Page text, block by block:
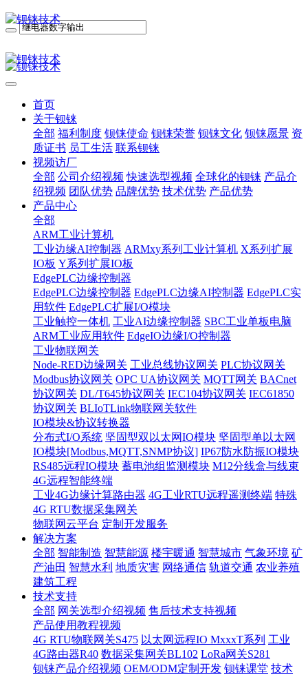
首页
关于钡铼
全部 福利制度 钡铼使命 钡铼荣誉 钡铼文化 钡铼愿景 资
质证书 员工生活 联系钡铼
视频访厂
全部 公司介绍视频 快速选型视频 全球化的钡铼 产品介
绍视频 团队优势 品牌优势 技术优势 产品优势
产品中心
全部
ARM工业计算机
工业边缘AI控制器 ARMxy系列工业计算机 X系列扩展
IO板 Y系列扩展IO板
EdgePLC边缘控制器
EdgePLC边缘控制器 EdgePLC边缘AI控制器 EdgePLC实
用软件 EdgePLC扩展I/O模块
工业触控一体机 工业AI边缘控制器 SBC工业单板电脑
ARM工业应用软件 EdgeIO边缘I/O控制器
工业物联网关
Node-RED边缘网关 工业总线协议网关 PLC协议网关
Modbus协议网关 OPC UA协议网关 MQTT网关 BACnet
协议网关 DL/T645协议网关 IEC104协议网关 IEC61850
协议网关 BLIoTLink物联网关软件
IO模块&协议转换器
分布式I/O系统 坚固型双以太网IO模块 坚固型单以太网
IO模块[Modbus,MQTT,SNMP协议] IP67防水防振IO模块
RS485远程IO模块 蓄电池组监测模块 M12分线盒与线束
4G远程智能终端
工业4G边缘计算路由器 4G工业RTU远程遥测终端 特殊
4G RTU数据采集网关
物联网云平台 定制开发服务
解决方案
全部 智能制造 智慧能源 楼宇暖通 智慧城市 气象环境 矿
产油田 智慧水利 地质灾害 网络通信 轨道交通 农业养殖
建筑工程
技术支持
全部 网关选型介绍视频 售后技术支持视频
产品使用教程视频
4G RTU物联网关S475 以太网远程IO MxxxT系列 工业
4G路由器R40 数据采集网关BL102 LoRa网关S281
钡铼产品介绍视频 OEM/ODM定制开发 钡铼课堂 技术